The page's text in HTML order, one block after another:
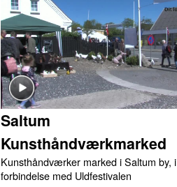
Saltum
Kunsthåndværkmarked
Kunsthåndværker marked i Saltum by, i
forbindelse med Uldfestivalen